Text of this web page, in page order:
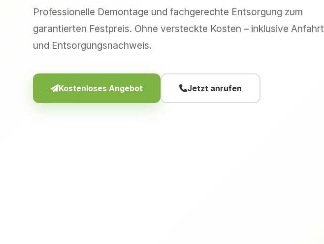
Professionelle Demontage und fachgerechte Entsorgung zum
garantierten Festpreis. Ohne versteckte Kosten – inklusive Anfahrt
und Entsorgungsnachweis.
Kostenloses Angebot Jetzt anrufen